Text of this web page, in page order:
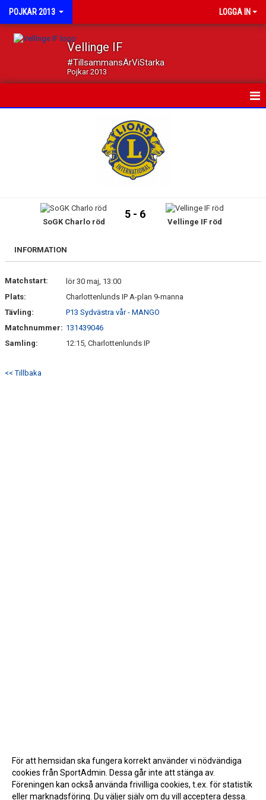
POJKAR 2013 LOGGA IN
Vellinge IF
#TillsammansÄrViStarka
Pojkar 2013
DOKUMENT
SoGK Charlo röd
5 - 6
Vellinge IF röd
INFORMATION
Matchstart:
lör 30 maj, 13:00
Plats:
Charlottenlunds IP A-plan 9-manna
Tävling:
P13 Sydvästra vår - MANGO
Matchnummer: 131439046
Samling:
12:15, Charlottenlunds IP
<< Tillbaka
För att hemsidan ska fungera korrekt använder vi nödvändiga
cookies från SportAdmin. Dessa går inte att stänga av.
Föreningen kan också använda frivilliga cookies, t.ex. för statistik
eller marknadsföring. Du väljer själv om du vill acceptera dessa.